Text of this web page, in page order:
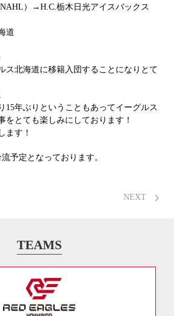
NAHL）→H.C.栃木日光アイスバックス
道
ス北海道に移籍入団することになりとて
15年ぶりということもあってイーグルス
をとても楽しみにしております！
ます！
予定となっております。
NEXT
TEAMS